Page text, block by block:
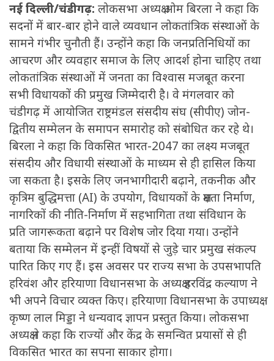
नई दिल्ली/चंडीगढ़: लोकसभा अध्यक्ष ओम बिरला ने कहा कि
सदनों में बार-बार होने वाले व्यवधान लोकतांत्रिक संस्थाओं के
सामने गंभीर चुनौती हैं। उन्होंने कहा कि जनप्रतिनिधियों का
आचरण और व्यवहार समाज के लिए आदर्श होना चाहिए तथा
लोकतांत्रिक संस्थाओं में जनता का विश्वास मजबूत करना
सभी विधायकों की प्रमुख जिम्मेदारी है। वे मंगलवार को
चंडीगढ़ में आयोजित राष्ट्रमंडल संसदीय संघ (सीपीए) जोन-
द्वितीय सम्मेलन के समापन समारोह को संबोधित कर रहे थे।
बिरला ने कहा कि विकसित भारत-2047 का लक्ष्य मजबूत
संसदीय और विधायी संस्थाओं के माध्यम से ही हासिल किया
जा सकता है। इसके लिए जनभागीदारी बढ़ाने, तकनीक और
कृत्रिम बुद्धिमत्ता (AI) के उपयोग, विधायकों के क्षमता निर्माण,
नागरिकों की नीति-निर्माण में सहभागिता तथा संविधान के
प्रति जागरूकता बढ़ाने पर विशेष जोर दिया गया। उन्होंने
बताया कि सम्मेलन में इन्हीं विषयों से जुड़े चार प्रमुख संकल्प
पारित किए गए हैं। इस अवसर पर राज्य सभा के उपसभापति
हरिवंश और हरियाणा विधानसभा के अध्यक्ष हरविंद्र कल्याण ने
भी अपने विचार व्यक्त किए। हरियाणा विधानसभा के उपाध्यक्ष
कृष्ण लाल मिड्डा ने धन्यवाद ज्ञापन प्रस्तुत किया। लोकसभा
अध्यक्ष ने कहा कि राज्यों और केंद्र के समन्वित प्रयासों से ही
विकसित भारत का सपना साकार होगा।